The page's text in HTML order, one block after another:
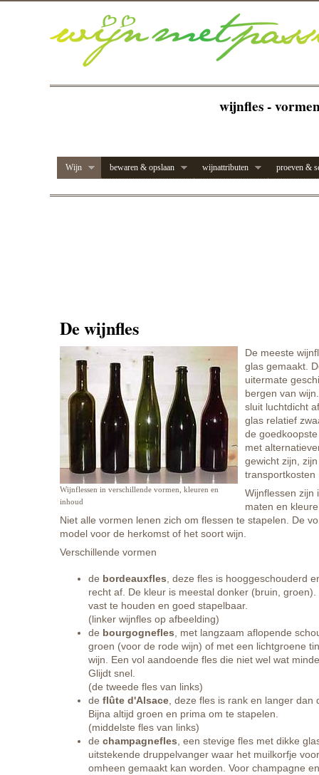
wijnfles -
De wijnfles
Wijnflessen in verschillende vormen, kleuren en
inhoud
De meeste
glas gemaakt.
uitermate
bergen van
sluit luchtdicht
glas relatief
de
met
gewicht zijn,
Wijnflessen zijn
maten en
Niet alle vormen lenen zich om flessen te stapelen. De
model voor de herkomst of het soort wijn.
Verschillende vormen
de bordeauxfles , deze fles is hooggeschouderd
recht af. De kleur is meestal donker (bruin,
vast te houden en goed stapelbaar.
(linker wijnfles op afbeelding)
de bourgognefles , met langzaam aflopende
groen (voor de rode wijn) of met een lichtgroene
wijn. Een vol aandoende fles die niet wel wat
Glijdt snel.
(de tweede fles van links)
de flûte d'Alsace , deze fles is rank en langer
Bijna altijd groen en prima om te stapelen.
(middelste fles van links)
de champagnefles , een stevige fles met dikke
uitstekende druppelvanger waar het muilkorfje
omheen gemaakt kan worden. Voor champagne
Wijn bewaren & opslaan wijnattributen proeven &